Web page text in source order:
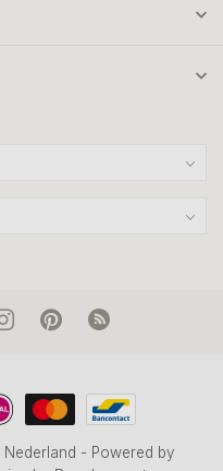
- Powered by